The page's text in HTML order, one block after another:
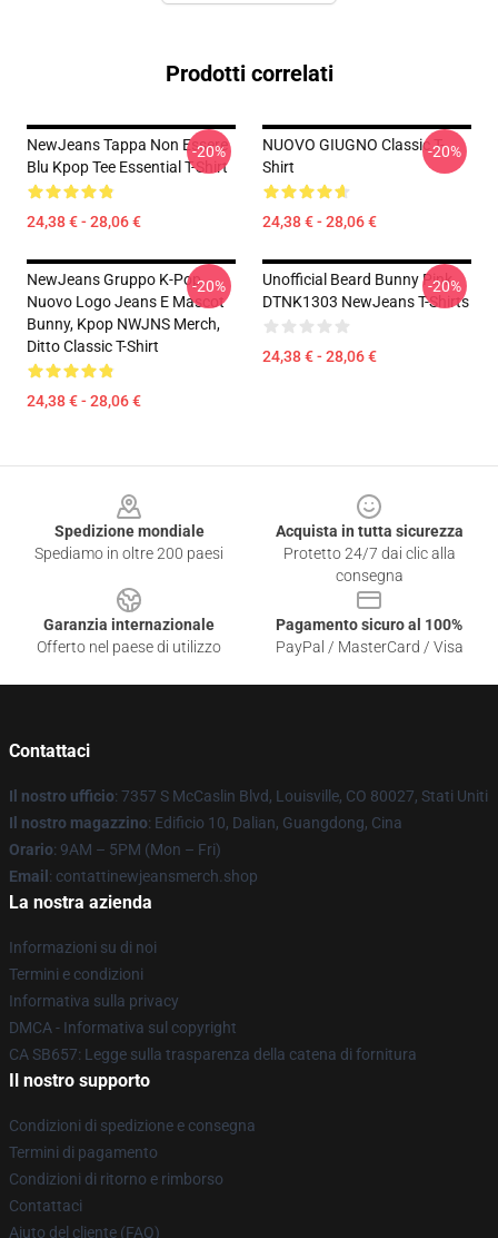
Prodotti correlati
NewJeans Tappa Non Essere
Blu Kpop Tee Essential T-Shirt
24,38 € - 28,06 €
-20%
NUOVO GIUGNO Classic T-
Shirt
24,38 € - 28,06 €
-20%
NewJeans Gruppo K-Pop,
Nuovo Logo Jeans E Mascot
Bunny, Kpop NWJNS Merch,
Ditto Classic T-Shirt
24,38 € - 28,06 €
-20%
Unofficial Beard Bunny Pink
DTNK1303 NewJeans T-Shirts
24,38 € - 28,06 €
-20%
Spedizione mondiale
Spediamo in oltre 200 paesi
Acquista in tutta sicurezza
Protetto 24/7 dai clic alla
consegna
Garanzia internazionale
Offerto nel paese di utilizzo
Pagamento sicuro al 100%
PayPal / MasterCard / Visa
Contattaci
Il nostro ufficio: 7357 S McCaslin Blvd, Louisville, CO 80027, Stati Uniti
Il nostro magazzino: Edificio 10, Dalian, Guangdong, Cina
Orario: 9AM – 5PM (Mon – Fri)
Email : contattinewjeansmerch.shop
La nostra azienda
Informazioni su di noi
Termini e condizioni
Informativa sulla privacy
DMCA - Informativa sul copyright
CA SB657: Legge sulla trasparenza della catena di fornitura
Il nostro supporto
Condizioni di spedizione e consegna
Termini di pagamento
Condizioni di ritorno e rimborso
Contattaci
Aiuto del cliente (FAQ)